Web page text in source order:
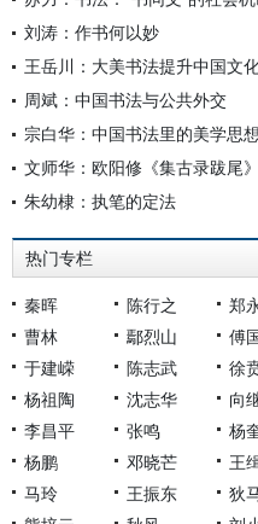
刘涛：作书何以妙
王岳川：大美书法提升中国文
周斌：中国书法与公共外交
宗白华：中国书法里的美学思想
文师华：欧阳修《集古录跋尾
朱幼棣：执笔的定法
热门专栏
秦晖 陈行之 郑
曹林
鄢烈山 傅
于建嵘
陈志武 徐
杨祖陶
沈志华 向
李昌平
张鸣 杨
杨鹏
邓晓芒 王
马玲
王振东 狄